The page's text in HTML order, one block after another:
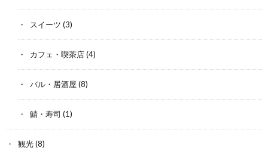
スイーツ (3)
カフェ・喫茶店(4)
バル・居酒屋 (8)
鯖・寿司 (1)
観光(8)